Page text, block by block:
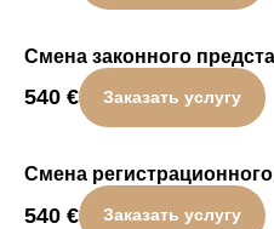
Смена законного
540 € Заказать услугу
Смена
540 € Заказать услугу